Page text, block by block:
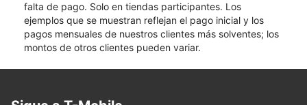
falta de pago. Solo en tiendas participantes. Los
ejemplos que se muestran reflejan el pago inicial y los
pagos mensuales de nuestros clientes más solventes; los
montos de otros clientes pueden variar.